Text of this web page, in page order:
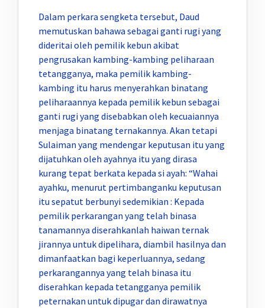
Dalam perkara sengketa tersebut, Daud
memutuskan bahawa sebagai ganti rugi yang
dideritai oleh pemilik kebun akibat
pengrusakan kambing-kambing peliharaan
tetangganya, maka pemilik kambing-
kambing itu harus menyerahkan binatang
peliharaannya kepada pemilik kebun sebagai
ganti rugi yang disebabkan oleh kecuaiannya
menjaga binatang ternakannya. Akan tetapi
Sulaiman yang mendengar keputusan itu yang
dijatuhkan oleh ayahnya itu yang dirasa
kurang tepat berkata kepada si ayah: “Wahai
ayahku, menurut pertimbanganku keputusan
itu sepatut berbunyi sedemikian : Kepada
pemilik perkarangan yang telah binasa
tanamannya diserahkanlah haiwan ternak
jirannya untuk dipelihara, diambil hasilnya dan
dimanfaatkan bagi keperluannya, sedang
perkarangannya yang telah binasa itu
diserahkan kepada tetangganya pemilik
peternakan untuk dipugar dan dirawatnya